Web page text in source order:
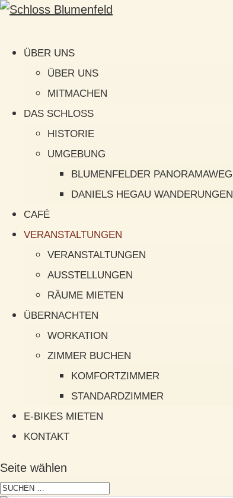
ÜBER UNS
ÜBER UNS
MITMACHEN
DAS SCHLOSS
HISTORIE
UMGEBUNG
BLUMENFELDER PANORAMAWEG
DANIELS HEGAU WANDERUNGEN
CAFÉ
VERANSTALTUNGEN
VERANSTALTUNGEN
AUSSTELLUNGEN
RÄUME MIETEN
ÜBERNACHTEN
WORKATION
ZIMMER BUCHEN
KOMFORTZIMMER
STANDARDZIMMER
E-BIKES MIETEN
KONTAKT
Seite wählen